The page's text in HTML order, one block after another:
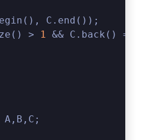
C.end());
> 1 && C.back() ==
A,B,C;